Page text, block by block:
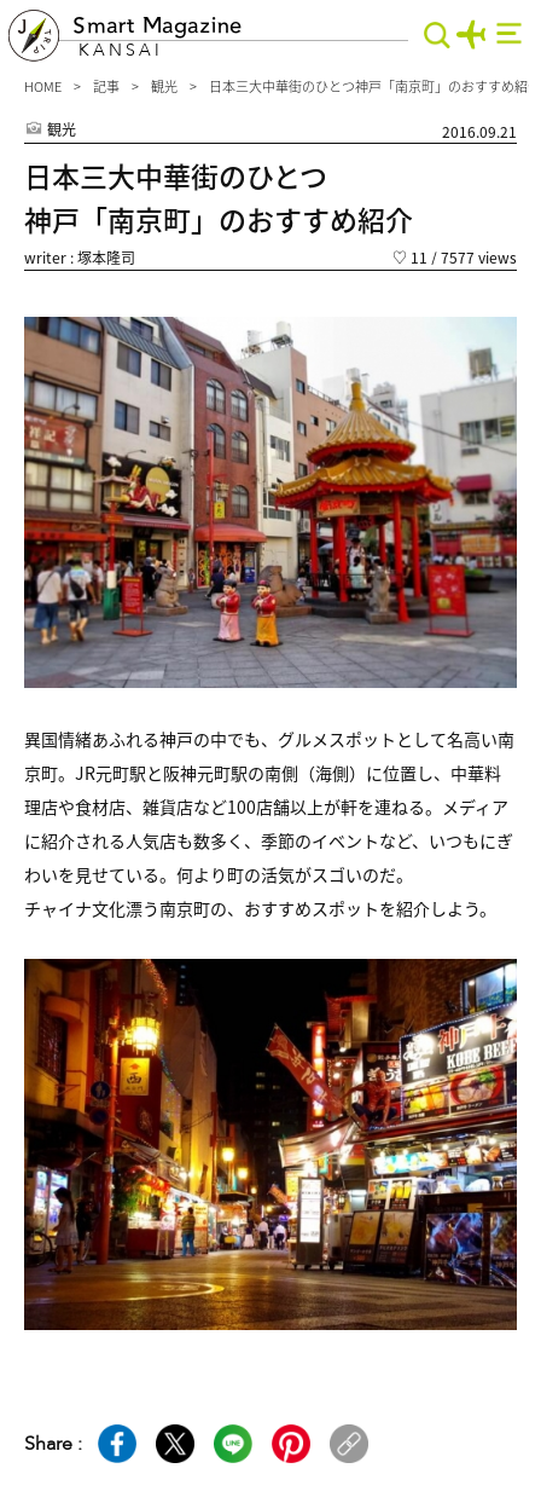
Smart Magazine
KANSAI
HOME 記事 観光 日本三大中華街のひとつ神戸「南京町」のおすすめ紹介
観光 2016.09.21
日本三大中華街のひとつ
神戸「南京町」のおすすめ紹介
writer : 塚本隆司 ♡ 11 / 7577 views
異国情緒あふれる神戸の中でも、グルメスポットとして名高い南
京町。JR元町駅と阪神元町駅の南側（海側）に位置し、中華料
理店や食材店、雑貨店など100店舗以上が軒を連ねる。メディア
に紹介される人気店も数多く、季節のイベントなど、いつもにぎ
わいを見せている。何より町の活気がスゴいのだ。
チャイナ文化漂う南京町の、おすすめスポットを紹介しよう。
Share :